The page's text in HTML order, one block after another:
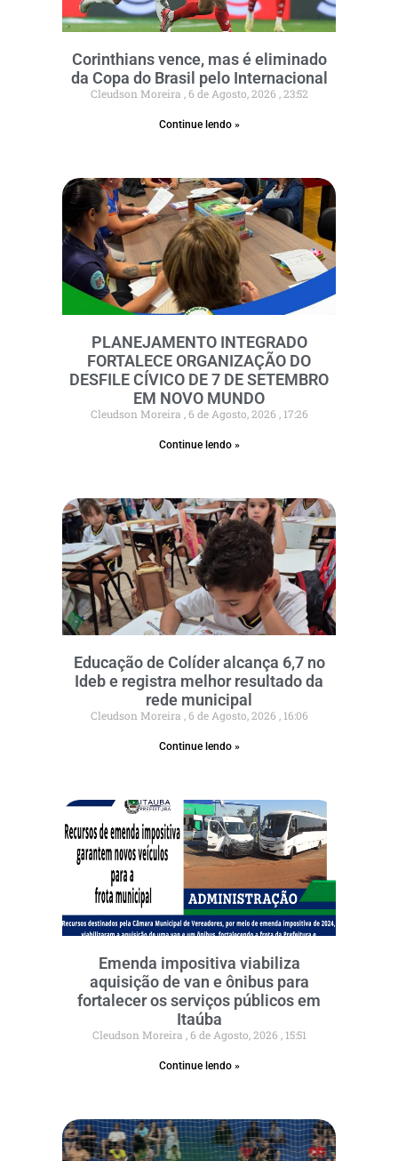
Corinthians vence, mas é eliminado
da Copa do Brasil pelo Internacional
Cleudson Moreira 6 de Agosto, 2026 23:52
Continue lendo »
PLANEJAMENTO INTEGRADO
FORTALECE ORGANIZAÇÃO DO
DESFILE CÍVICO DE 7 DE SETEMBRO
EM NOVO MUNDO
Cleudson Moreira 6 de Agosto, 2026 17:26
Continue lendo »
Educação de Colíder alcança 6,7 no
Ideb e registra melhor resultado da
rede municipal
Cleudson Moreira 6 de Agosto, 2026 16:06
Continue lendo »
Emenda impositiva viabiliza
aquisição de van e ônibus para
fortalecer os serviços públicos em
Itaúba
Cleudson Moreira 6 de Agosto, 2026 15:51
Continue lendo »